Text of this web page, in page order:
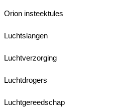
Orion insteektules
Luchtslangen
Luchtverzorging
Luchtdrogers
Luchtgereedschap